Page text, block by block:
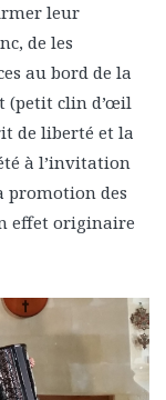
leur
de les
au bord de la
(petit clin d’œil
de liberté et la
à l’invitation
promotion des
effet originaire